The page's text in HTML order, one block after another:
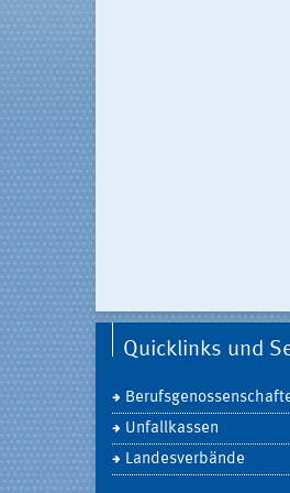
Quicklinks und
Unfallkassen
Landesverbände